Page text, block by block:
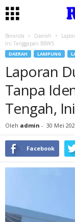
Beranda Daerah
Ini Tanggapan BBWS
DAERAH LAMPUNG
Laporan
Tanpa
Tengah,
Oleh admin - 30 Mei
Facebook